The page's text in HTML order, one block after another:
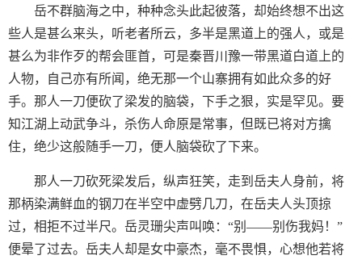
岳不群脑海之中，种种念头此起彼落，却始终想不出这
些人是甚么来头，听老者所云，多半是黑道上的强人，或是
甚么为非作歹的帮会匪首，可是秦晋川豫一带黑道白道上的
人物，自己亦有所闻，绝无那一个山寨拥有如此众多的好
手。那人一刀便砍了梁发的脑袋，下手之狠，实是罕见。要
知江湖上动武争斗，杀伤人命原是常事，但既已将对方擒
住，绝少这般随手一刀，便人脑袋砍了下来。
那人一刀砍死梁发后，纵声狂笑，走到岳夫人身前，将
那柄染满鲜血的钢刀在半空中虚劈几刀，在岳夫人头顶掠
过，相拒不过半尺。岳灵珊尖声叫唤：“别——别伤我妈！”
便晕了过去。岳夫人却是女中豪杰，毫不畏惧，心想他若将